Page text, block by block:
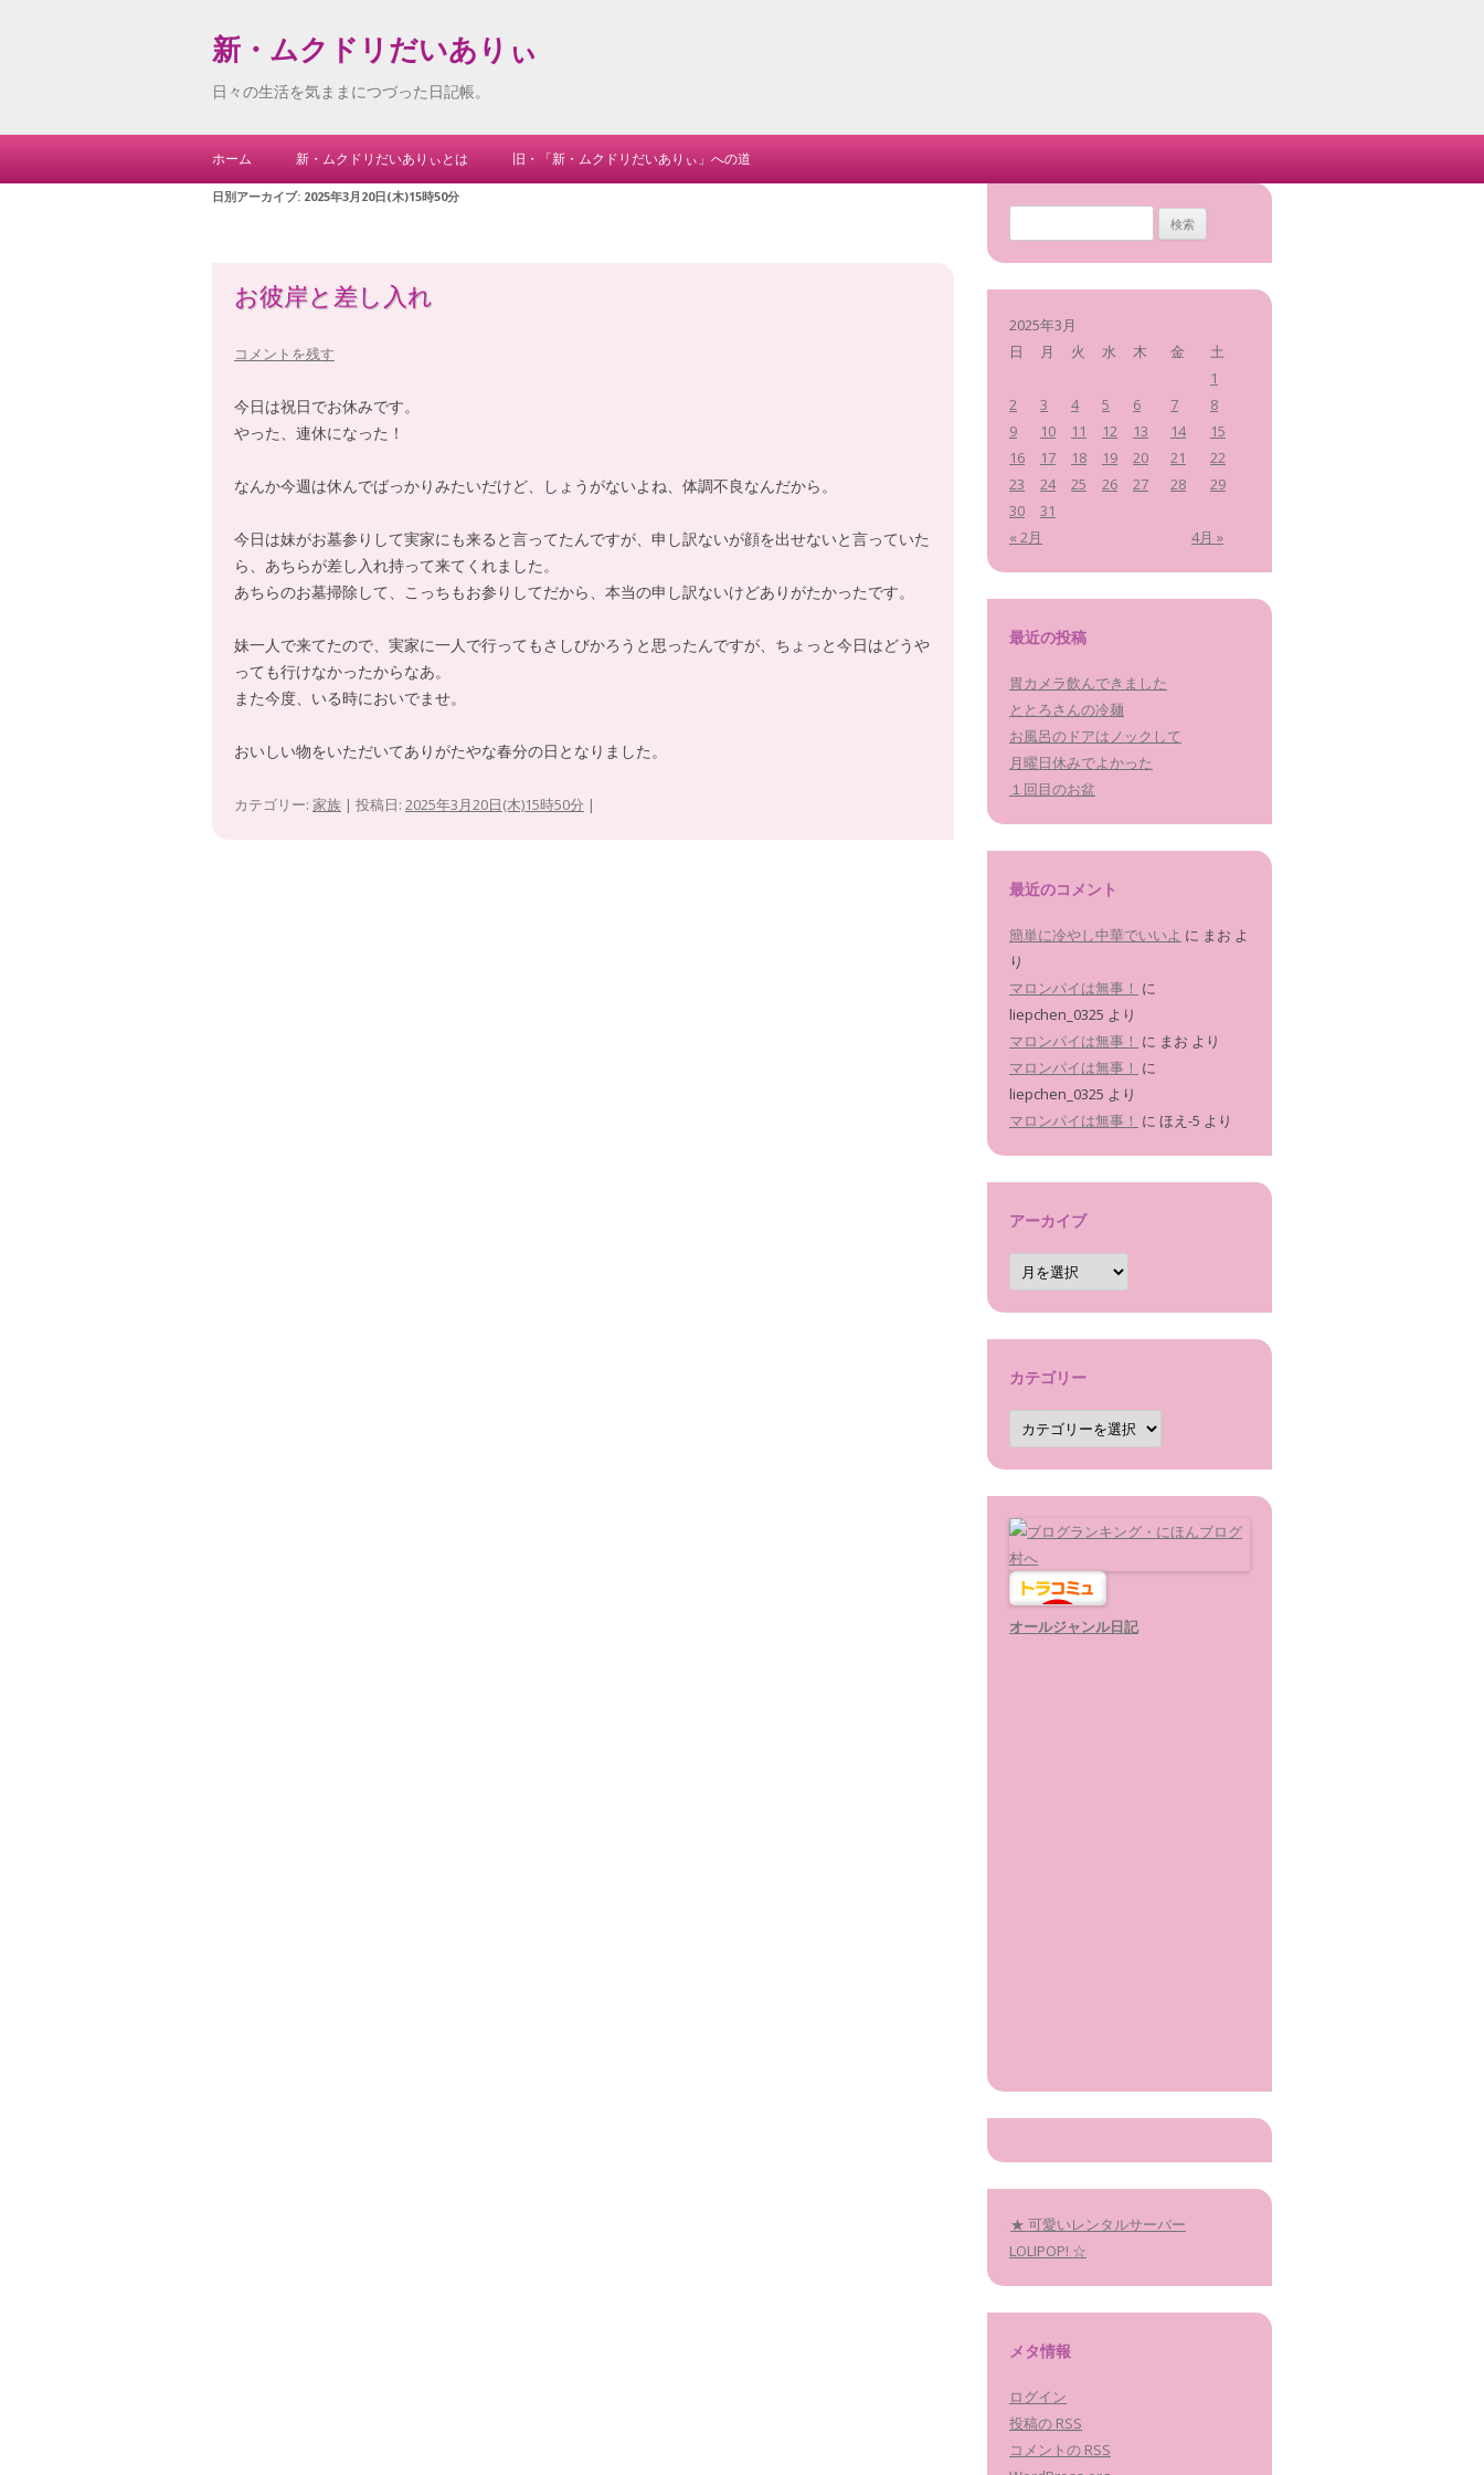
新・ムクドリだいありぃ
日々の生活を気ままにつづった日記帳。
Skip
to
ホーム 新・ムクドリだいありぃとは 旧・「新・ムクドリだいありぃ」への道
日別アーカイブ: 2025年3月20日(木)15時50分
お彼岸と差し入れ
コメントを残す
今日は祝日でお休みです。
やった、連休になった！
なんか今週は休んでばっかりみたいだけど、しょうがないよね、体調不良なんだから。
今日は妹がお墓参りして実家にも来ると言ってたんですが、申し訳ないが顔を出せないと言っていた
ら、あちらが差し入れ持って来てくれました。
あちらのお墓掃除して、こっちもお参りしてだから、本当の申し訳ないけどありがたかったです。
妹一人で来てたので、実家に一人で行ってもさしびかろうと思ったんですが、ちょっと今日はどうや
っても行けなかったからなあ。
また今度、いる時においでませ。
おいしい物をいただいてありがたやな春分の日となりました。
カテゴリー: 家族 | 投稿日: 2025年3月20日(木)15時50分 |
索
2025年3月
日
月 火 水 木 金 土
« 2月 4月 »
1
2
3 4 5 6 7
8
9
10 11 12 13 14
15
16
17 18 19 20 21
22
23
24 25 26 27 28
29
30
31
最近の投稿
胃カメラ飲んできました
ととろさんの冷麺
お風呂のドアはノックして
月曜日休みでよかった
１回目のお盆
最近のコメント
簡単に冷やし中華でいいよ に まお よ
り
マロンパイは無事！ に
liepchen_0325 より
マロンパイは無事！ に まお より
マロンパイは無事！ に
liepchen_0325 より
マロンパイは無事！ に ほえ-5 より
アーカイブ
ア
ー
カ
カテゴリー
カ
テ
ゴ
オールジャンル日記
★ 可愛いレンタルサーバー
LOLIPOP! ☆
メタ情報
ログイン
投稿の RSS
コメントの RSS